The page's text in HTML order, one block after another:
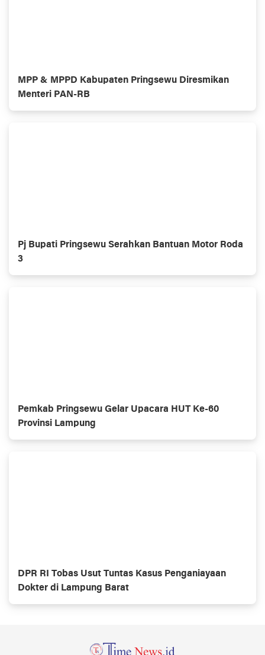
MPP & MPPD Kabupaten Pringsewu Diresmikan
Menteri PAN-RB
Pj Bupati Pringsewu Serahkan Bantuan Motor Roda
3
Pemkab Pringsewu Gelar Upacara HUT Ke-60
Provinsi Lampung
DPR RI Tobas Usut Tuntas Kasus Penganiayaan
Dokter di Lampung Barat